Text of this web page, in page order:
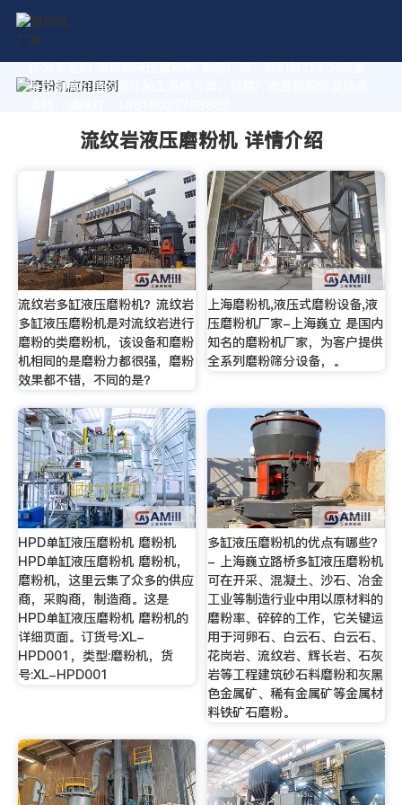
作为专业的 流纹岩液压磨粉机 制造厂家，我们致力于为您量
身定制高价值的粉体加工系统方案。获取厂家直销报价及技术
流纹岩液压磨粉机 详情介绍
流纹岩多缸液压磨粉机？流纹岩
多缸液压磨粉机是对流纹岩进行
磨粉的类磨粉机，该设备和磨粉
机相同的是磨粉力都很强，磨粉
效果都不错，不同的是？
上海磨粉机,液压式磨粉设备,液
压磨粉机厂家-上海巍立 是国内
知名的磨粉机厂家，为客户提供
全系列磨粉筛分设备，。
HPD单缸液压磨粉机 磨粉机
HPD单缸液压磨粉机 磨粉机，
磨粉机，这里云集了众多的供应
商，采购商，制造商。这是
HPD单缸液压磨粉机 磨粉机的
详细页面。订货号:XL-
HPD001，类型:磨粉机，货
号:XL-HPD001
多缸液压磨粉机的优点有哪些？
- 上海巍立路桥多缸液压磨粉机
可在开采、混凝土、沙石、冶金
工业等制造行业中用以原材料的
磨粉率、碎碎的工作，它关键运
用于河卵石、白云石、白云石、
花岗岩、流纹岩、辉长岩、石灰
岩等工程建筑砂石料磨粉和灰黑
色金属矿、稀有金属矿等金属材
料铁矿石磨粉。